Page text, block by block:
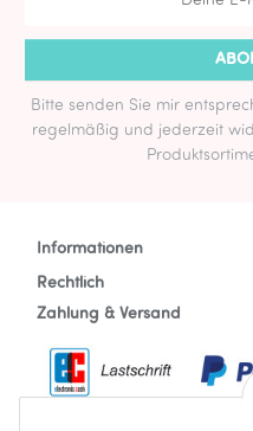
Bitte senden Sie mir
regelmäßig und jederzeit
Informationen
Rechtlich
Zahlung & Versand